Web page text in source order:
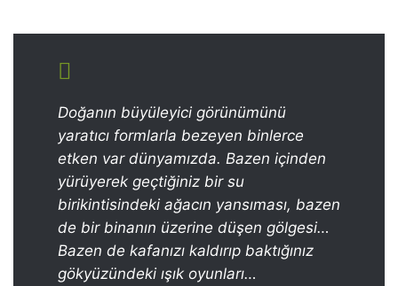
Doğanın büyüleyici görünümünü
yaratıcı formlarla bezeyen binlerce
etken var dünyamızda. Bazen içinden
yürüyerek geçtiğiniz bir su
birikintisindeki ağacın yansıması, bazen
de bir binanın üzerine düşen gölgesi…
Bazen de kafanızı kaldırıp baktığınız
gökyüzündeki ışık oyunları…